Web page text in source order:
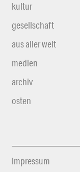
kultur
gesellschaft
aus aller welt
medien
archiv
osten
impressum